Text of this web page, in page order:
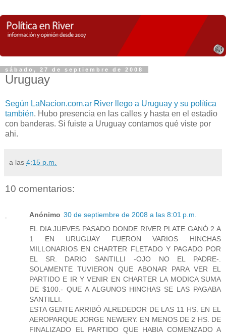
sábado, 27 de septiembre de 2008
Uruguay
Según LaNacion.com.ar River llego a Uruguay y su política
también. Hubo presencia en las calles y hasta en el estadio
con banderas. Si fuiste a Uruguay contamos qué viste por
ahi.
a las 4:15 p.m.
10 comentarios:
Anónimo 30 de septiembre de 2008 a las 8:01 p.m.
EL DIA JUEVES PASADO DONDE RIVER PLATE GANÓ 2 A
1 EN URUGUAY FUERON VARIOS HINCHAS
MILLONARIOS EN CHARTER FLETADO Y PAGADO POR
EL SR. DARIO SANTILLI -OJO NO EL PADRE-.
SOLAMENTE TUVIERON QUE ABONAR PARA VER EL
PARTIDO E IR Y VENIR EN CHARTER LA MODICA SUMA
DE $100.- QUE A ALGUNOS HINCHAS SE LAS PAGABA
SANTILLI.
ESTA GENTE ARRIBÓ ALREDEDOR DE LAS 11 HS. EN EL
AEROPARQUE JORGE NEWERY. EN MENOS DE 2 HS. DE
FINALIZADO EL PARTIDO QUE HABIA COMENZADO A